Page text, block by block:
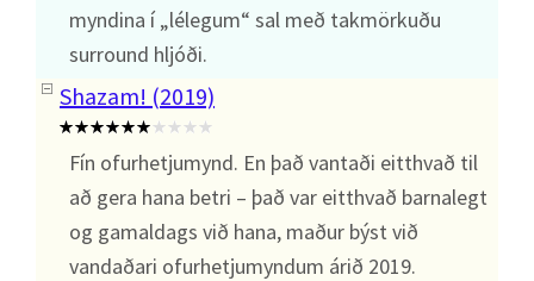
myndina í „lélegum“ sal með takmörkuðu
surround hljóði.
Shazam! (2019)
Fín ofurhetjumynd. En það vantaði eitthvað til
að gera hana betri – það var eitthvað barnalegt
og gamaldags við hana, maður býst við
vandaðari ofurhetjumyndum árið 2019.